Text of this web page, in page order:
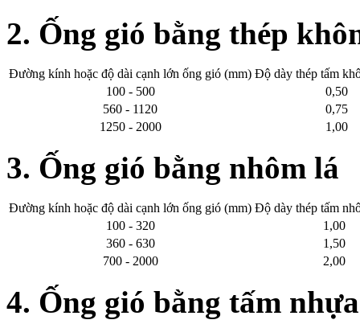
2. Ống gió bằng thép
Đường kính hoặc độ dài cạnh lớn ống gió (mm) Độ dày thép tấm
100 - 500
0,50
560 - 1120
0,75
1250 - 2000
1,00
3. Ống gió bằng nhôm lá
Đường kính hoặc độ dài cạnh lớn ống gió (mm) Độ dày thép tấm
100 - 320
1,00
360 - 630
1,50
700 - 2000
2,00
4. Ống gió bằng tấm